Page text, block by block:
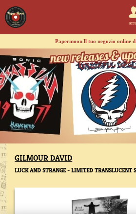
PapermoonIl tuo negozio online
GILMOUR DAVID
LUCK AND STRANGE - LIMITED TRANSLUCENT